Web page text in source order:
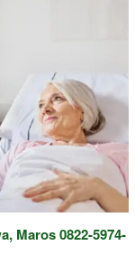
Maros 0822-5974-